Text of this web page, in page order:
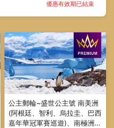
優惠有效期已結束
公主郵輪~盛世公主號 南美洲
(阿根廷、智利、烏拉圭、巴西
嘉年華冠軍賽巡遊)、南極洲